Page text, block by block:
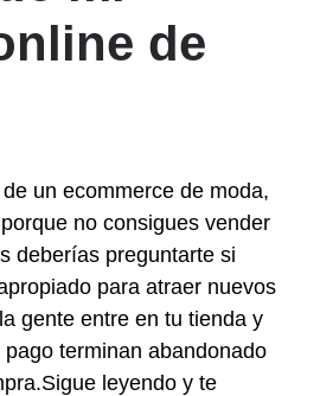
de
un ecommerce de moda,
no consigues vender
deberías preguntarte si
para atraer nuevos
gente entre en tu tienda y
terminan abandonado
leyendo y te